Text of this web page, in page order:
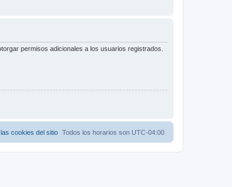
permisos adicionales a los usuarios registrados.
Todos los horarios son UTC-04:00
cookies del sitio